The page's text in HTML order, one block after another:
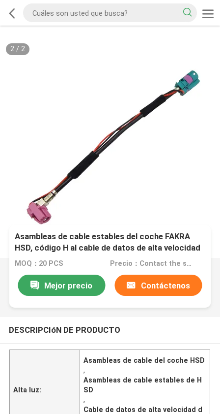
2/ 2
Asambleas de cable estables del coche FAKRA
HSD, código H al cable de datos de alta velocidad
de Z FAKRA
MOQ：20 PCS Precio：Contact the seller
Mejor precio Contáctenos
DESCRIPCIóN DE PRODUCTO
Alta luz:
Asambleas de cable del coche HSD
,
Asambleas de cable estables de H
SD
,
Cable de datos de alta velocidad d